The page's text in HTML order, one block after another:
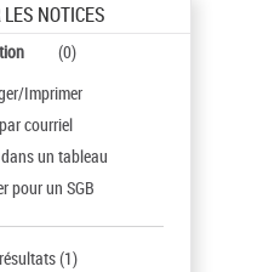
NOTICES
(0)
Imprimer
courriel
un tableau
pour un SGB
(1)